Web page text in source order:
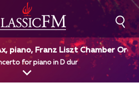
piano, Franz Liszt Chamber
for piano in D dur